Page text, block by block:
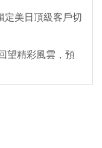
定美日頂級客戶切
望精彩風雲，預